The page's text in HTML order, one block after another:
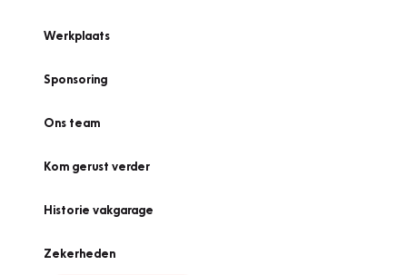
Werkplaats
Sponsoring
Ons team
Kom gerust verder
Historie vakgarage
Zekerheden